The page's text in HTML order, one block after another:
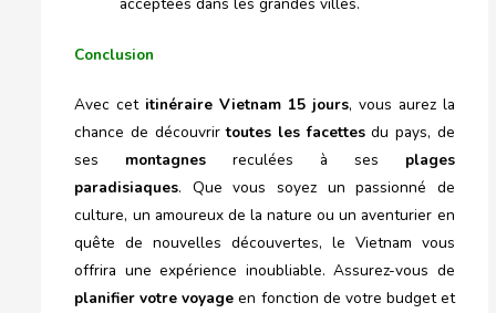
Conclusion
Avec cet itinéraire Vietnam 15 jours, vous aurez la
chance de découvrirtoutes les facettesdu pays, de
ses montagnes reculées à ses plages
paradisiaques. Que vous soyez un passionné de
culture, un amoureux de la nature ou un aventurier en
quête de nouvelles découvertes, le Vietnam vous
offrira une expérience inoubliable. Assurez-vous de
planifier votre voyage en fonction de votre budget et